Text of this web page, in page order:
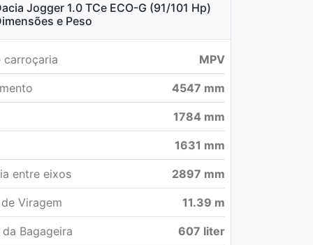
Jogger 1.0 TCe ECO-G (91/101 Hp)
e Peso
carroçaria MPV
4547 mm
1784 mm
1631 mm
entre eixos 2897 mm
Viragem 11.39 m
Bagageira 607 liter